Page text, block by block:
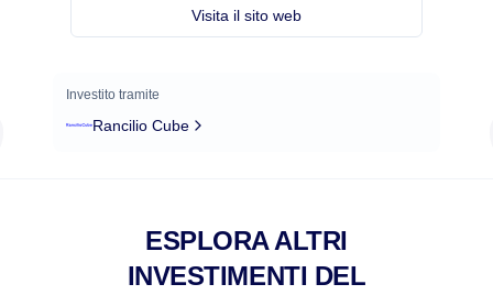
Visita il sito web
Investito tramite
Rancilio Cube
ESPLORA ALTRI
INVESTIMENTI DEL